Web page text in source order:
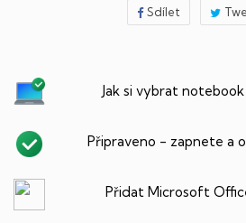
Sdílet
Jak si vybrat
Připraveno - zapnete a
Přidat Microsoft